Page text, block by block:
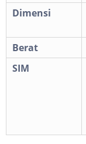
Dimensi
Berat
SIM